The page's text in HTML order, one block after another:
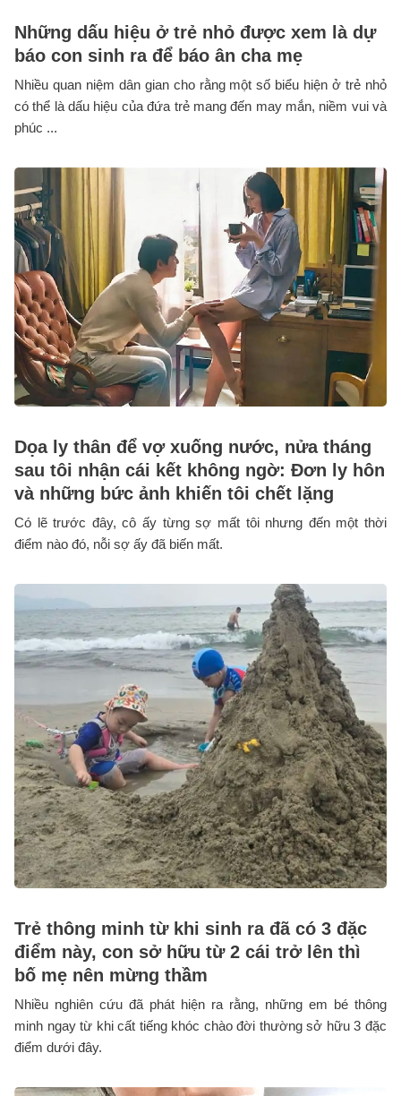
Những dấu hiệu ở trẻ nhỏ được xem là dự
báo con sinh ra để báo ân cha mẹ
Nhiều quan niệm dân gian cho rằng một số biểu hiện ở trẻ nhỏ
có thể là dấu hiệu của đứa trẻ mang đến may mắn, niềm vui và
phúc ...
Dọa ly thân để vợ xuống nước, nửa tháng
sau tôi nhận cái kết không ngờ: Đơn ly hôn
và những bức ảnh khiến tôi chết lặng
Có lẽ trước đây, cô ấy từng sợ mất tôi nhưng đến một thời
điểm nào đó, nỗi sợ ấy đã biến mất.
Trẻ thông minh từ khi sinh ra đã có 3 đặc
điểm này, con sở hữu từ 2 cái trở lên thì
bố mẹ nên mừng thầm
Nhiều nghiên cứu đã phát hiện ra rằng, những em bé thông
minh ngay từ khi cất tiếng khóc chào đời thường sở hữu 3 đặc
điểm dưới đây.